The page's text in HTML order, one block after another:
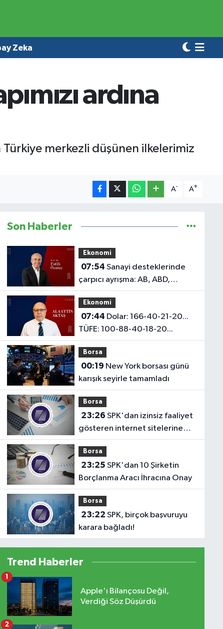
Zeka
ardına
merkezli düşünen ilkelerimiz
A- A+
Son Haberler
Ekonomi
07:54
çarpıcı ayrışma: AB, ABD,
Türkiye / Çin
Ekonomi
07:44
TÜFE: 100-88-40-18-20...
Borsa
00:19
karışık seyirle tamamladı
Borsa
23:26
gösteren internet sitelerine
erişim engeli!
Borsa
23:25
Borçlanma Aracı İhracına Onay
Borsa
23:22
karara bağladı!
Trend Haberler
Apple'ı Bilançosu Değil,
Verdiği Söz Düşürdü
1
2